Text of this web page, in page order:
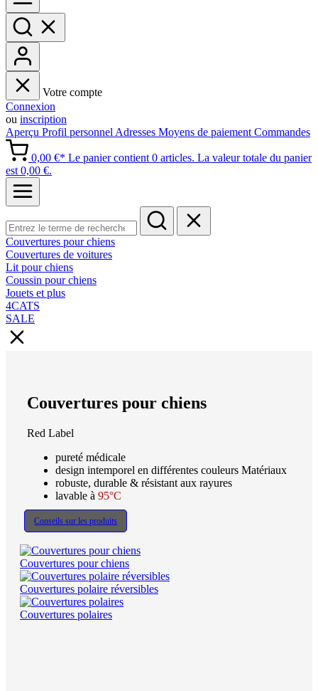
Votre compte
Connexion
ou inscription
Aperçu Profil personnel Adresses Moyens de paiement Commandes
0,00 €* Le panier contient 0 articles. La valeur totale du panier
est 0,00 €.
Couvertures pour chiens
Couvertures de voitures
Lit pour chiens
Coussin pour chiens
Jouets et plus
4CATS
SALE
Couvertures pour chiens
Red Label
pureté médicale
design intemporel en différentes couleurs Matériaux
robuste, durable & résistant aux rayures
lavable à 95°C
Conseils sur les produits
Couvertures pour chiens
Couvertures polaire réversibles
Couvertures polaires